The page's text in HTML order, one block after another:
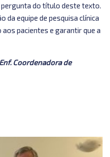
do título deste texto.
da equipe de pesquisa clínica
pacientes e garantir que a
Coordenadora de